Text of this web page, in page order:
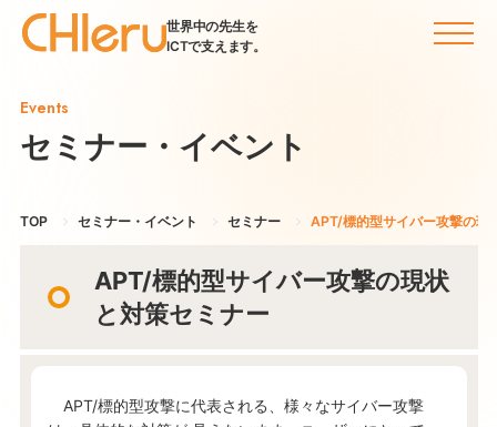
世界中の先生を
ICTで支えます。
Events
セミナー・イベント
TOP セミナー・イベント セミナー APT/標的型サイバー攻撃の現
APT/標的型サイバー攻撃の現状
と対策セミナー
APT/標的型攻撃に代表される、様々なサイバー攻撃